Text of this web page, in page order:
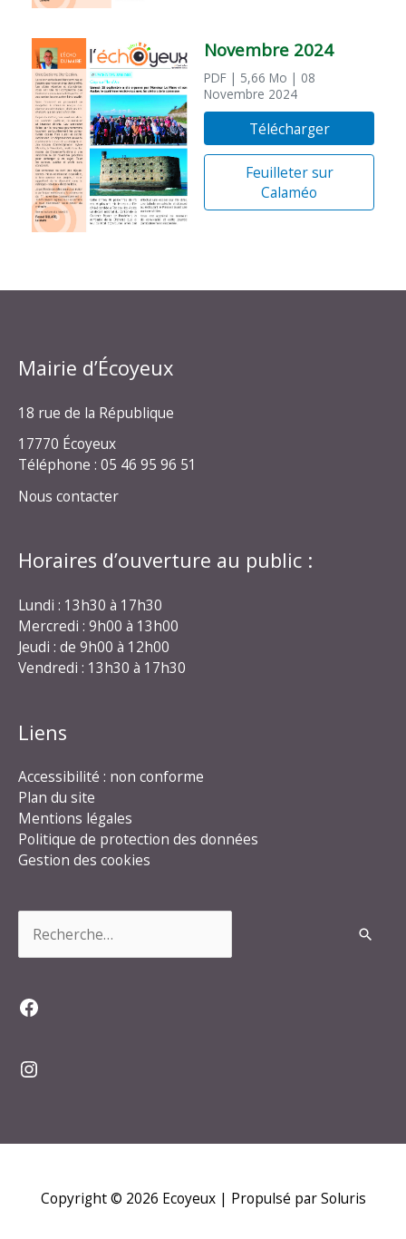
Novembre 2024
PDF | 5,66 Mo | 08
Novembre 2024
Télécharger
Feuilleter sur
Calaméo
Mairie d’Écoyeux
18 rue de la République
17770 Écoyeux
Téléphone : 05 46 95 96 51
Nous contacter
Horaires d’ouverture au public :
Lundi : 13h30 à 17h30
Mercredi : 9h00 à 13h00
Jeudi : de 9h00 à 12h00
Vendredi : 13h30 à 17h30
Liens
Accessibilité : non conforme
Plan du site
Mentions légales
Politique de protection des données
Gestion des cookies
Facebook
Instagram
Copyright © 2026 Ecoyeux| Propulsé par Soluris